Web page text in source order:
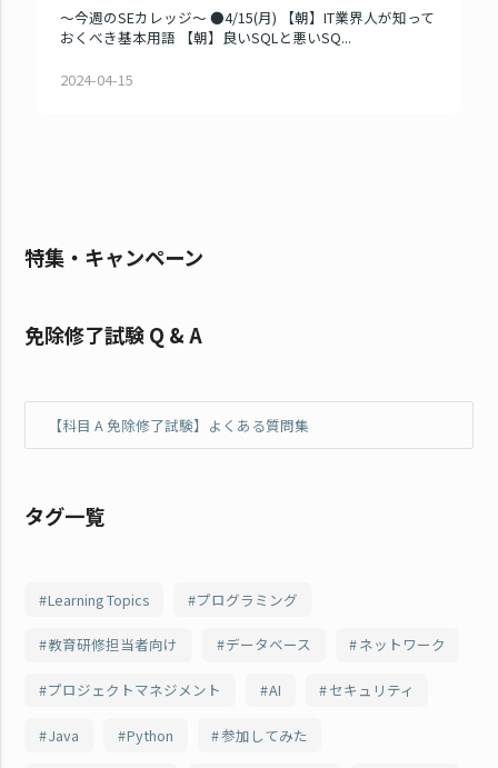
～今週のSEカレッジ～ ●4/15(月) 【朝】IT業界人が知って
おくべき基本用語 【朝】良いSQLと悪いSQ...
2024-04-15
特集・キャンペーン
免除修了試験 Q & A
【科目 A 免除修了試験】よくある質問集
タグ一覧
Learning Topics プログラミング
教育研修担当者向け データベース ネットワーク
プロジェクトマネジメント AI セキュリティ
Java Python 参加してみた